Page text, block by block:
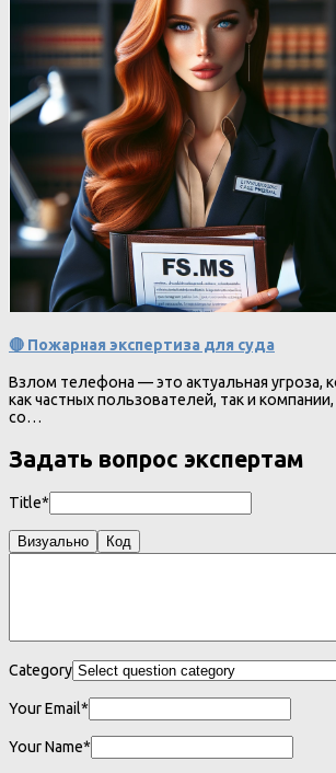
🔴 Пожарная экспертиза для суда
Взлом телефона — это актуальная угроза,
как частных пользователей, так и
со…
Задать вопрос экспертам
Title*
Визуально Код
Category
Your Email*
Your Name*